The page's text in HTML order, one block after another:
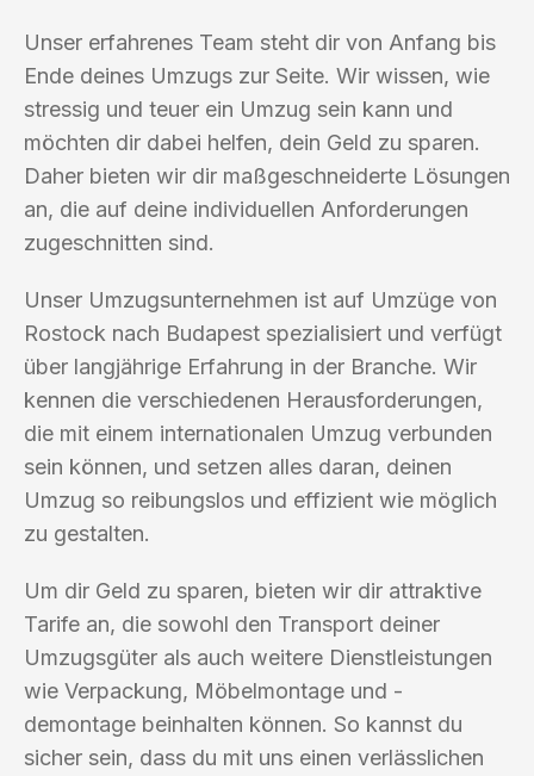
Unser erfahrenes Team steht dir von Anfang bis
Ende deines Umzugs zur Seite. Wir wissen, wie
stressig und teuer ein Umzug sein kann und
möchten dir dabei helfen, dein Geld zu sparen.
Daher bieten wir dir maßgeschneiderte Lösungen
an, die auf deine individuellen Anforderungen
zugeschnitten sind.
Unser Umzugsunternehmen ist auf Umzüge von
Rostock nach Budapest spezialisiert und verfügt
über langjährige Erfahrung in der Branche. Wir
kennen die verschiedenen Herausforderungen,
die mit einem internationalen Umzug verbunden
sein können, und setzen alles daran, deinen
Umzug so reibungslos und effizient wie möglich
zu gestalten.
Um dir Geld zu sparen, bieten wir dir attraktive
Tarife an, die sowohl den Transport deiner
Umzugsgüter als auch weitere Dienstleistungen
wie Verpackung, Möbelmontage und -
demontage beinhalten können. So kannst du
sicher sein, dass du mit uns einen verlässlichen